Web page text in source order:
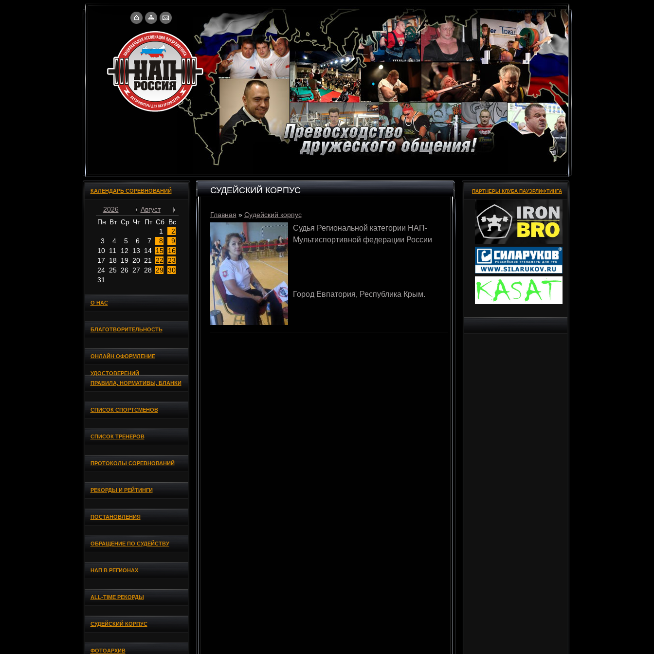
КАЛЕНДАРЬ СОРЕВНОВАНИЙ
2026
Август
Пн Вт Ср Чт Пт Сб Вс
1
2
3
4 5 6 7 8
9
10 11 12 13 14 15
16
17
18 19 20 21 22
23
24 25 26 27 28 29 30
31
О НАС
БЛАГОТВОРИТЕЛЬНОСТЬ
ОНЛАЙН ОФОРМЛЕНИЕ
УДОСТОВЕРЕНИЙ
ПРАВИЛА, НОРМАТИВЫ, БЛАНКИ
СПИСОК СПОРТСМЕНОВ
СПИСОК ТРЕНЕРОВ
ПРОТОКОЛЫ СОРЕВНОВАНИЙ
РЕКОРДЫ И РЕЙТИНГИ
ПОСТАНОВЛЕНИЯ
ОБРАЩЕНИЕ ПО СУДЕЙСТВУ
НАП В РЕГИОНАХ
ALL-TIME РЕКОРДЫ
СУДЕЙСКИЙ КОРПУС
ФОТОАРХИВ
СУДЕЙСКИЙ КОРПУС
Главная » Судейский корпус
Судья Региональной категории НАП-
Мультиспортивной федерации России
Город Евпатория, Республика Крым.
ПАРТНЕРЫ КЛУБА ПАУЭРЛИФТИНГА